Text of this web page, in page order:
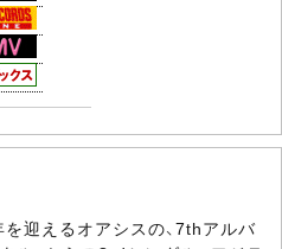
迎えるオアシスの、7thアルバ